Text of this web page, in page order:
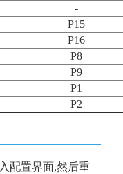
-
P15
P16
P8
P9
P1
P2
配置界面,然后重